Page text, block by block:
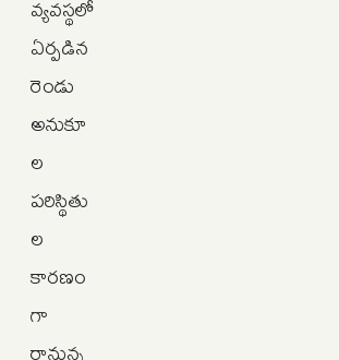
వ్యవస్థలో
ఏర్పడిన
రెండు
అనుకూ
ల
పరిస్థితు
ల
కారణం
గా
రానున్న